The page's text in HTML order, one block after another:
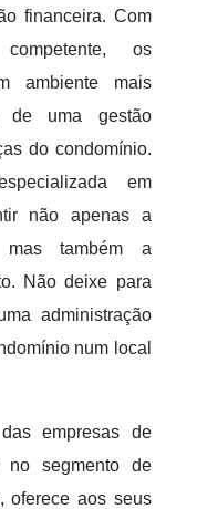
financeira. Com
os
ambiente mais
de uma gestão
do condomínio.
em
não apenas a
mas também a
Não deixe para
administração
num local
empresas de
no segmento de
oferece aos seus